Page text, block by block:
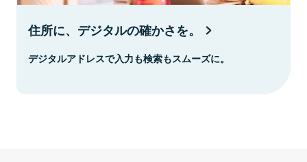
住所に、デジタルの確かさを。
デジタルアドレスで入力も検索もスムーズに。